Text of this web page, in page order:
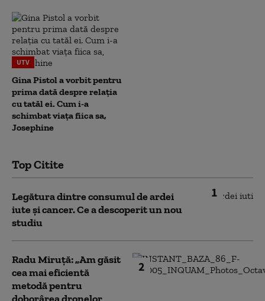
UTV
Gina Pistol a vorbit pentru
prima dată despre relația
cu tatăl ei. Cum i-a
schimbat viața fiica sa,
Josephine
Top Citite
1
Legătura dintre consumul de ardei
iute și cancer. Ce a descoperit un nou
studiu
2
Radu Miruță: „Am găsit
cea mai eficientă
metodă pentru